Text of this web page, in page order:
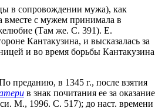
в сопровождении мужа), как
вместе с мужем принимала в
(Там же. С. 391). Е.
Кантакузина, и высказалась за
и во время борьбы Кантакузина
преданию, в 1345 г., после взятия
в знак почитания ее за оказание
М., 1996. С. 517); до наст. времени